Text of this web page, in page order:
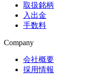
取扱銘柄
入出金
手数料
Company
会社概要
採用情報